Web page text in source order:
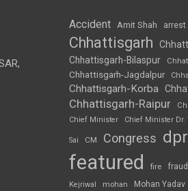
Accident Amit Shah arrest
Chhattisgarh
Chhattisgarh-Bilaspur
Chhattisgarh-Jagdalpur
Chhattisgarh-Korba
Chhattisgarh-Raipur
Chief Minister
Chief Minister Dr.
Sai CM Congress
featured fire fraud
Kejriwal mohan Mohan Yadav